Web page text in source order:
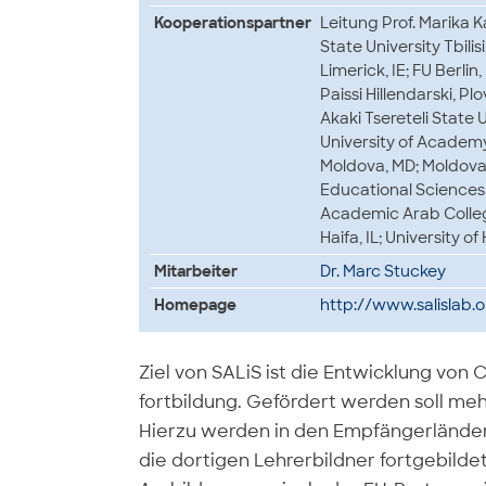
Kooperationspartner Leitung Prof. Marika
State University
Limerick, IE; FU
Paissi Hillendarski,
Akaki Tsereteli State
University of
Moldova, MD;
Educational Sciences
Academic Arab
Haifa, IL; University of
Mitarbeiter
Dr. Marc Stuckey
Homepage
http://
Ziel von SALiS ist die Entwicklung von
fortbildung. Gefördert werden soll
Hierzu werden in den
die dortigen Lehrerbildner